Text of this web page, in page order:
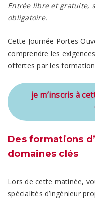
Entrée libre et gratuite,
obligatoire.
Cette Journée Portes
comprendre les
offertes par les
je m’inscris à
Des formations
domaines clés
Lors de cette matinée,
spécialités d’ingénieur